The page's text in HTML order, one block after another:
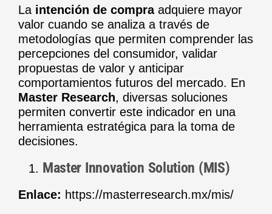
La intención de compraadquiere mayor
valor cuando se analiza a través de
metodologías que permiten comprender las
percepciones del consumidor, validar
propuestas de valor y anticipar
comportamientos futuros del mercado. En
Master Research, diversas soluciones
permiten convertir este indicador en una
herramienta estratégica para la toma de
decisiones.
Master Innovation Solution (MIS)
Enlace: https://masterresearch.mx/mis/